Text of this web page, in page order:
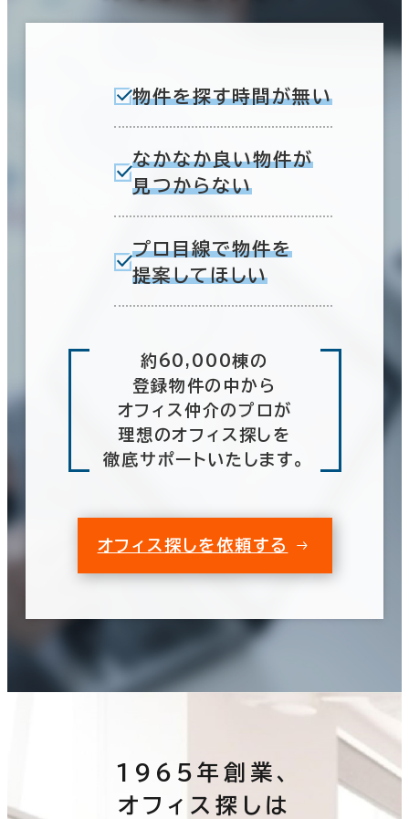
物件を探す時間が無い
なかなか良い物件が
見つからない
プロ目線で物件を
提案してほしい
約60,000棟の
登録物件の中から
オフィス仲介のプロが
理想のオフィス探しを
徹底サポートいたします。
オフィス探しを依頼する
1965年創業、
オフィス探しは